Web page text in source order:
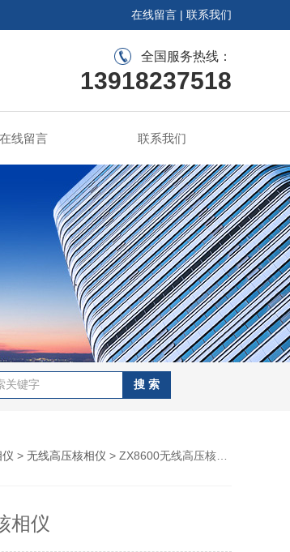
在线留言 | 联系我们
全国服务热线：
13918237518
在线留言 联系我们
> 无线高压核相仪 > ZX8600无线高压核相仪
相仪